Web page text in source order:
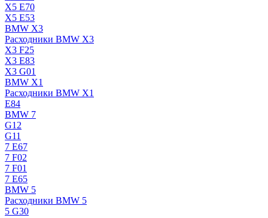
X5 E70
X5 E53
BMW X3
Расходники BMW X3
X3 F25
X3 E83
X3 G01
BMW X1
Расходники BMW X1
E84
BMW 7
G12
G11
7 Е67
7 F02
7 F01
7 E65
BMW 5
Расходники BMW 5
5 G30